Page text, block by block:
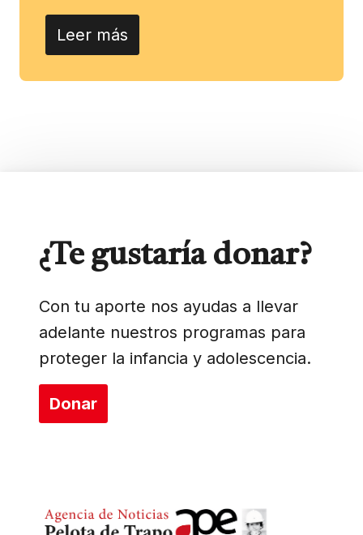
Leer más
¿Te gustaría donar?
Con tu aporte nos ayudas a llevar
adelante nuestros programas para
proteger la infancia y adolescencia.
Donar